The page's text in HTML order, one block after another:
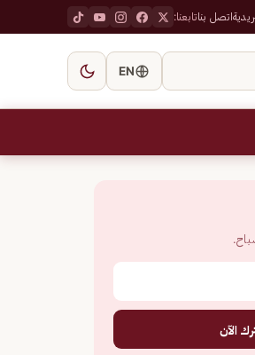
اتصل بناتابعنا:
EN
الآن